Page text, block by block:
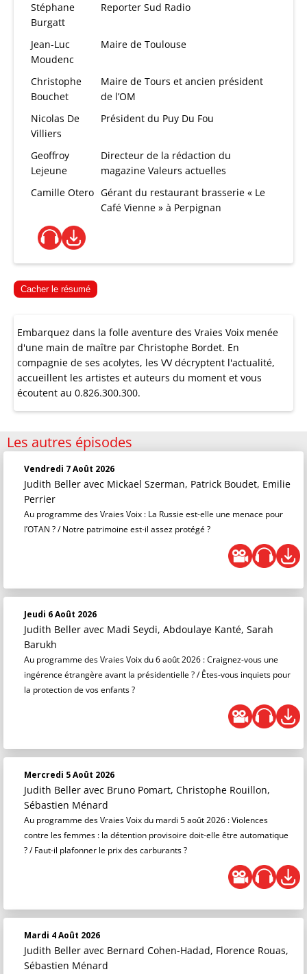
Stéphane
Burgatt
Reporter Sud Radio
Jean-Luc
Moudenc
Maire de Toulouse
Christophe
Bouchet
Maire de Tours et ancien président
de l’OM
Nicolas De
Villiers
Président du Puy Du Fou
Geoffroy
Lejeune
Directeur de la rédaction du
magazine Valeurs actuelles
Camille Otero Gérant du restaurant brasserie « Le
Café Vienne » à Perpignan
Cacher le résumé
Embarquez dans la folle aventure des Vraies Voix menée
d'une main de maître par Christophe Bordet. En
compagnie de ses acolytes, les VV décryptent l'actualité,
accueillent les artistes et auteurs du moment et vous
écoutent au 0.826.300.300.
Les autres épisodes
Vendredi 7 Août 2026
Judith Beller avec Mickael Szerman, Patrick Boudet, Emilie
Perrier
Au programme des Vraies Voix : La Russie est-elle une menace pour
l’OTAN ? / Notre patrimoine est-il assez protégé ?
Jeudi 6 Août 2026
Judith Beller avec Madi Seydi, Abdoulaye Kanté, Sarah
Barukh
Au programme des Vraies Voix du 6 août 2026 : Craignez-vous une
ingérence étrangère avant la présidentielle ? / Êtes-vous inquiets pour
la protection de vos enfants ?
Mercredi 5 Août 2026
Judith Beller avec Bruno Pomart, Christophe Rouillon,
Sébastien Ménard
Au programme des Vraies Voix du mardi 5 août 2026 : Violences
contre les femmes : la détention provisoire doit-elle être automatique
? / Faut-il plafonner le prix des carburants ?
Mardi 4 Août 2026
Judith Beller avec Bernard Cohen-Hadad, Florence Rouas,
Sébastien Ménard